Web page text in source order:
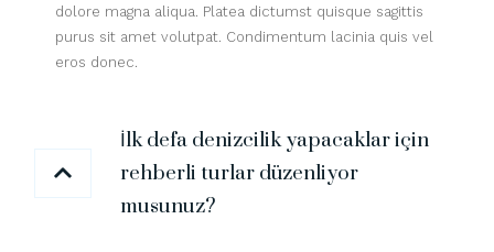
dolore magna aliqua. Platea dictumst quisque sagittis
purus sit amet volutpat. Condimentum lacinia quis vel
eros donec.
İlk defa denizcilik yapacaklar için
rehberli turlar düzenliyor
musunuz?